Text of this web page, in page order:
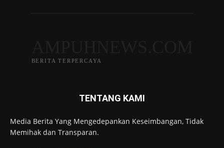
BERITA TERPERCAYA
TENTANG KAMI
Media Berita Yang Mengedepankan Keseimbangan, Tidak
Memihak dan Transparan.